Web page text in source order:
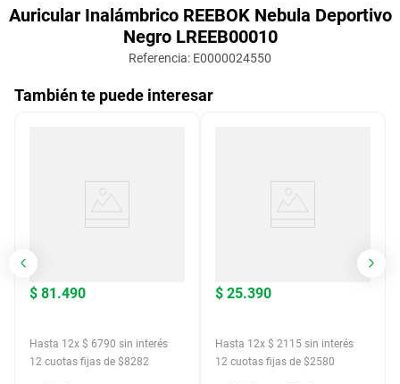
Auricular Inalámbrico REEBOK Nebula Deportivo
Negro LREEB00010
Referencia: E0000024550
También te puede interesar
$ 81.490
Hasta 12x $ 6790 sin interés
12 cuotas fijas de $8282
$ 25.390
Hasta 12x $ 2115 sin interés
12 cuotas fijas de $2580